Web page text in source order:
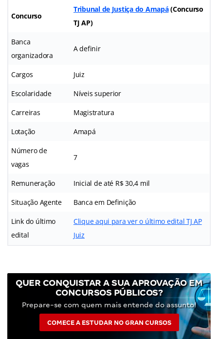
Concurso
Tribunal de Justiça do Amapá(Concurso
TJ AP)
Banca
organizadora
A definir
Cargos Juiz
Escolaridade Níveis superior
Carreiras Magistratura
Lotação Amapá
Número de
vagas
7
Remuneração Inicial de até R$ 30,4 mil
Situação Agente Banca em Definição
Link do último
edital
Clique aqui para ver o último edital TJ AP
Juiz
QUER CONQUISTAR A SUA APROVAÇÃO EM
CONCURSOS PÚBLICOS?
Prepare-se com quem mais entende do assunto!
COMECE A ESTUDAR NO GRAN CURSOS